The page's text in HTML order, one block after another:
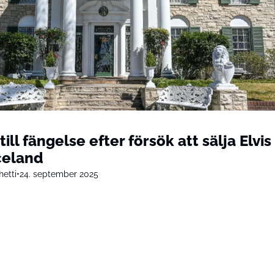
fängelse efter försök att sälja Elvis
•24. september 2025